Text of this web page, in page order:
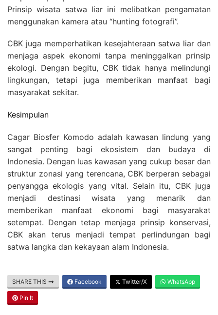
Prinsip wisata satwa liar ini melibatkan pengamatan
menggunakan kamera atau “hunting fotografi”.
CBK juga memperhatikan kesejahteraan satwa liar dan
menjaga aspek ekonomi tanpa meninggalkan prinsip
ekologi. Dengan begitu, CBK tidak hanya melindungi
lingkungan, tetapi juga memberikan manfaat bagi
masyarakat sekitar.
Kesimpulan
Cagar Biosfer Komodo adalah kawasan lindung yang
sangat penting bagi ekosistem dan budaya di
Indonesia. Dengan luas kawasan yang cukup besar dan
struktur zonasi yang terencana, CBK berperan sebagai
penyangga ekologis yang vital. Selain itu, CBK juga
menjadi destinasi wisata yang menarik dan
memberikan manfaat ekonomi bagi masyarakat
setempat. Dengan tetap menjaga prinsip konservasi,
CBK akan terus menjadi tempat perlindungan bagi
satwa langka dan kekayaan alam Indonesia.
SHARE THIS Facebook Twitter/X WhatsApp
Pin It